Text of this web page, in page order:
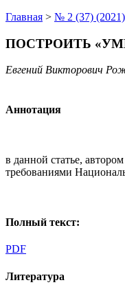
Главная > № 2 (37) (2021)
ПОСТРОИТЬ
Евгений Викторович
Аннотация
в данной статье,
требованиями
Полный текст:
PDF
Литература